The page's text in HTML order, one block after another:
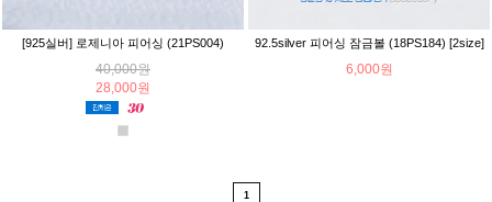
[925실버] 로제니아 피어싱 (21PS004)
40,000원
28,000원
92.5silver 피어싱 잠금볼 (18PS184) [2size]
6,000원
1